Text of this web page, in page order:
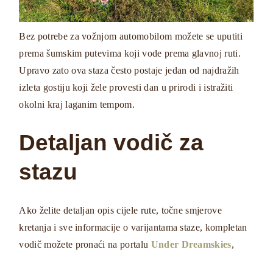
Bez potrebe za vožnjom automobilom možete se uputiti
prema šumskim putevima koji vode prema glavnoj ruti.
Upravo zato ova staza često postaje jedan od najdražih
izleta gostiju koji žele provesti dan u prirodi i istražiti
okolni kraj laganim tempom.
Detaljan vodič za
stazu
Ako želite detaljan opis cijele rute, točne smjerove
kretanja i sve informacije o varijantama staze, kompletan
vodič možete pronaći na portalu Under Dreamskies,